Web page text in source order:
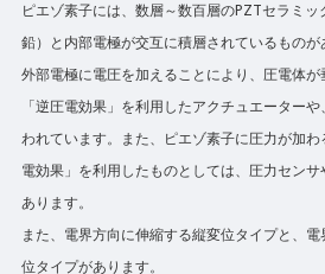
ピエゾ素子には、数層～数百層のPZTセラミ
鉛）と内部電極が交互に積層されているものが
外部電極に電圧を加えることにより、圧電体
「逆圧電効果」を利用したアクチュエーター
われています。また、ピエゾ素子に圧力が加
電効果」を利用したものとしては、圧力セン
あります。
また、電界方向に伸縮する縦変位タイプと、
位タイプがあります。